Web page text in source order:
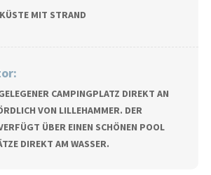
MIT STRAND
CAMPINGPLATZ DIREKT AN
VON LILLEHAMMER. DER
ÜBER EINEN SCHÖNEN POOL
DIREKT AM WASSER.